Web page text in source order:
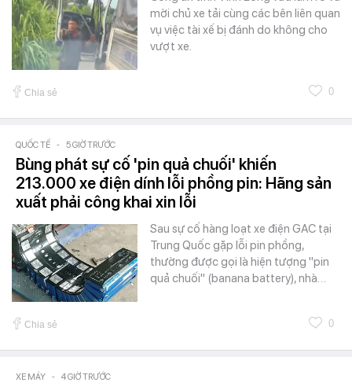
mời chủ xe tải cùng các bên liên quan
vụ việc tài xế bị đánh do không cho
vượt xe.
Chia sẻ 0
QUỐC TẾ - 5 GIỜ TRƯỚC
Bùng phát sự cố 'pin quả chuối' khiến
213.000 xe điện dính lỗi phồng pin: Hãng sản
xuất phải công khai xin lỗi
Sau sự cố hàng loạt xe điện GAC tại
Trung Quốc gặp lỗi pin phồng,
thường được gọi là hiện tượng "pin
quả chuối" (banana battery), nhà…
Chia sẻ 0
XE MÁY - 4 GIỜ TRƯỚC